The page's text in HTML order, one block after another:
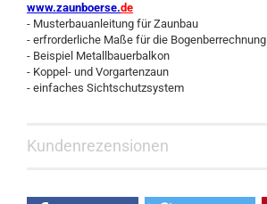
www.zaunboerse.de
- Musterbauanleitung für Zaunbau
- erfrorderliche Maße für die Bogenberrechnung
- Beispiel Metallbauerbalkon
- Koppel- und Vorgartenzaun
- einfaches Sichtschutzsystem
Kundenrezensionen